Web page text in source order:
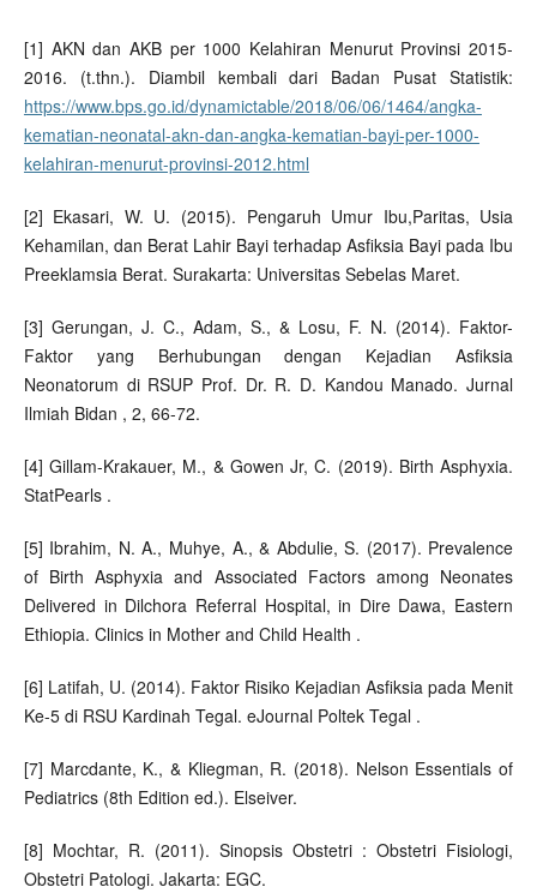
[1] AKN dan AKB per 1000 Kelahiran Menurut Provinsi 2015-
2016. (t.thn.). Diambil kembali dari Badan Pusat Statistik:
https://www.bps.go.id/dynamictable/2018/06/06/1464/angka-
kematian-neonatal-akn-dan-angka-kematian-bayi-per-1000-
kelahiran-menurut-provinsi-2012.html
[2] Ekasari, W. U. (2015). Pengaruh Umur Ibu,Paritas, Usia
Kehamilan, dan Berat Lahir Bayi terhadap Asfiksia Bayi pada Ibu
Preeklamsia Berat. Surakarta: Universitas Sebelas Maret.
[3] Gerungan, J. C., Adam, S., & Losu, F. N. (2014). Faktor-
Faktor yang Berhubungan dengan Kejadian Asfiksia
Neonatorum di RSUP Prof. Dr. R. D. Kandou Manado. Jurnal
Ilmiah Bidan , 2, 66-72.
[4] Gillam-Krakauer, M., & Gowen Jr, C. (2019). Birth Asphyxia.
StatPearls .
[5] Ibrahim, N. A., Muhye, A., & Abdulie, S. (2017). Prevalence
of Birth Asphyxia and Associated Factors among Neonates
Delivered in Dilchora Referral Hospital, in Dire Dawa, Eastern
Ethiopia. Clinics in Mother and Child Health .
[6] Latifah, U. (2014). Faktor Risiko Kejadian Asfiksia pada Menit
Ke-5 di RSU Kardinah Tegal. eJournal Poltek Tegal .
[7] Marcdante, K., & Kliegman, R. (2018). Nelson Essentials of
Pediatrics (8th Edition ed.). Elseiver.
[8] Mochtar, R. (2011). Sinopsis Obstetri : Obstetri Fisiologi,
Obstetri Patologi. Jakarta: EGC.